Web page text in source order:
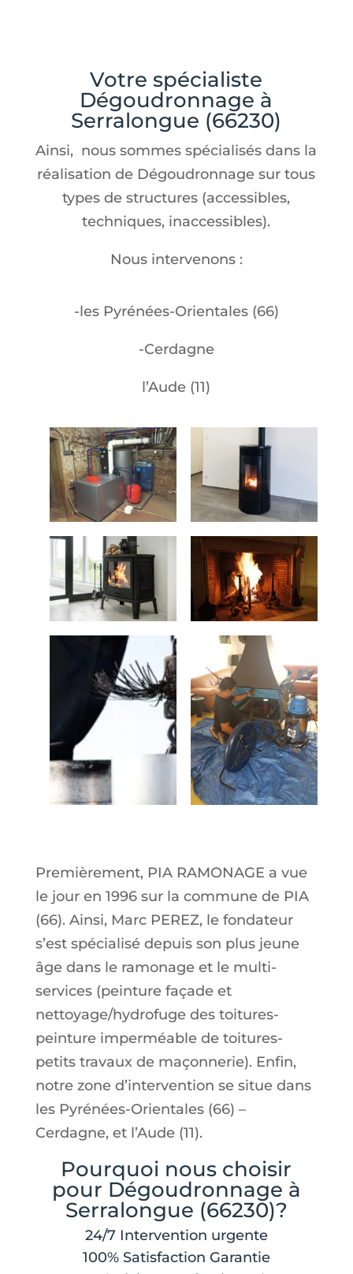
Votre spécialiste
Dégoudronnage à
Serralongue (66230)
Ainsi, nous sommes spécialisés dans la
réalisation de Dégoudronnage sur tous
types de structures (accessibles,
techniques, inaccessibles).
Nous intervenons :
-les Pyrénées-Orientales (66)
-Cerdagne
l’Aude (11)
Premièrement, PIA RAMONAGE a vue
le jour en 1996 sur la commune de PIA
(66). Ainsi, Marc PEREZ, le fondateur
s’est spécialisé depuis son plus jeune
âge dans le ramonage et le multi-
services (peinture façade et
nettoyage/hydrofuge des toitures-
peinture imperméable de toitures-
petits travaux de maçonnerie). Enfin,
notre zone d’intervention se situe dans
les Pyrénées-Orientales (66) –
Cerdagne, et l’Aude (11).
Pourquoi nous choisir
pour Dégoudronnage à
Serralongue (66230)?
24/7 Intervention urgente
100% Satisfaction Garantie